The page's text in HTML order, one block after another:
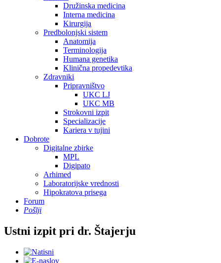
Družinska medicina
Interna medicina
Kirurgija
Predbolonjski sistem
Anatomija
Terminologija
Humana genetika
Klinična propedevtika
Zdravniki
Pripravništvo
UKC LJ
UKC MB
Strokovni izpit
Specializacije
Kariera v tujini
Dobrote
Digitalne zbirke
MPL
Digipato
Arhimed
Laboratorijske vrednosti
Hipokratova prisega
Forum
Pošlji
Ustni izpit pri dr. Štajerju